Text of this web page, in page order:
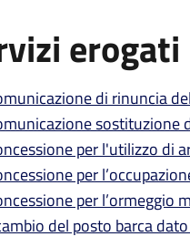
erogati
di rinuncia
sostituzione
per l'utilizzo di
per
per l’ormeggio
del posto barca